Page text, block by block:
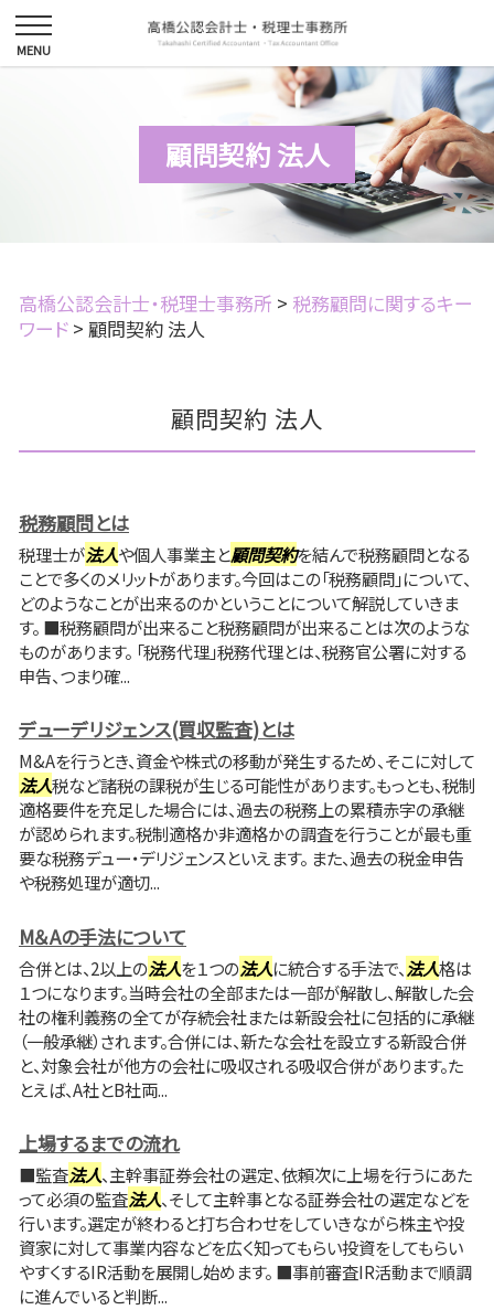
顧問契約 法人
高橋公認会計士・税理士事務所 > 税務顧問に関するキー
ワード > 顧問契約 法人
顧問契約 法人
税務顧問とは
税理士が法人や個人事業主と顧問契約を結んで税務顧問となる
ことで多くのメリットがあります。今回はこの「税務顧問」について、
どのようなことが出来るのかということについて解説していきま
す。 ■税務顧問が出来ること税務顧問が出来ることは次のような
ものがあります。 「税務代理」税務代理とは、税務官公署に対する
申告、つまり確...
デューデリジェンス(買収監査)とは
M&Aを行うとき、資金や株式の移動が発生するため、そこに対して
法人税など諸税の課税が生じる可能性があります。もっとも、税制
適格要件を充足した場合には、過去の税務上の累積赤字の承継
が認められます。税制適格か非適格かの調査を行うことが最も重
要な税務デュー・デリジェンスといえます。 また、過去の税金申告
や税務処理が適切...
M＆Aの手法について
合併とは、2以上の法人を１つの法人に統合する手法で、 法人格は
１つになります。当時会社の全部または一部が解散し、解散した会
社の権利義務の全てが存続会社または新設会社に包括的に承継
（一般承継）されます。合併には、新たな会社を設立する新設合併
と、対象会社が他方の会社に吸収される吸収合併があります。た
とえば、A社とB社両...
上場するまでの流れ
■監査法人、主幹事証券会社の選定、依頼次に上場を行うにあた
って必須の監査法人、そして主幹事となる証券会社の選定などを
行います。選定が終わると打ち合わせをしていきながら株主や投
資家に対して事業内容などを広く知ってもらい投資をしてもらい
やすくするIR活動を展開し始めます。 ■事前審査IR活動まで順調
に進んでいると判断...